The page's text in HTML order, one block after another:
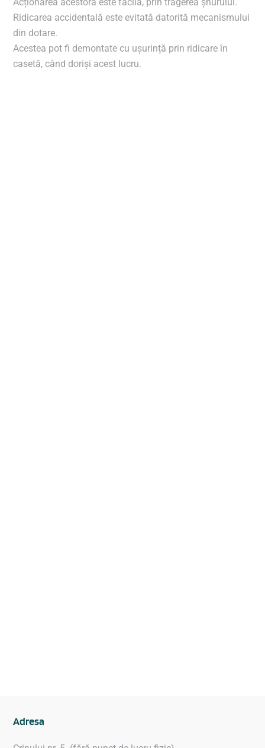
Ridicarea accidentală este evitată datorită mecanismului
din dotare.
Acestea pot fi demontate cu ușurință prin ridicare în
casetă, când doriși acest lucru.
Adresa